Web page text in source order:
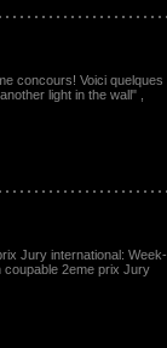
concours! Voici quelques
light in the wall" ,
Jury international: Week-
coupable 2eme prix Jury